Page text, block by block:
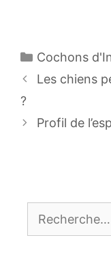
Catégories
Cochons
Navigation
des
Les chiens
?
Profil de